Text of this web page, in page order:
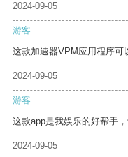
2024-09-05
游客
这款加速器VPM应用程序可
2024-09-05
游客
这款app是我娱乐的好帮手
2024-09-05